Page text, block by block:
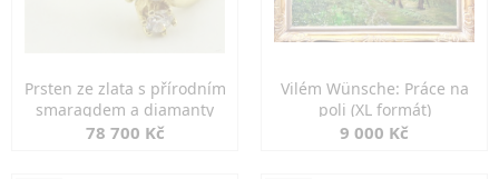
Prsten ze zlata s přírodním
smaragdem a diamanty
78 700 Kč
Vilém Wünsche: Práce na
poli (XL formát)
9 000 Kč